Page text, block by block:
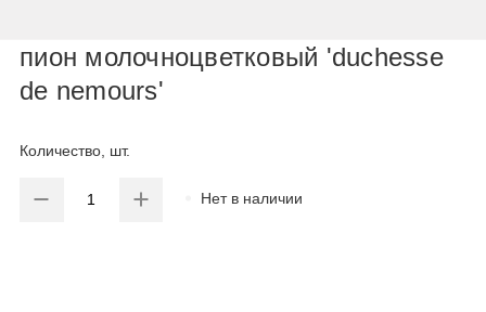
пион молочноцветковый 'duchesse
de nemours'
Количество, шт.
Нет в наличии